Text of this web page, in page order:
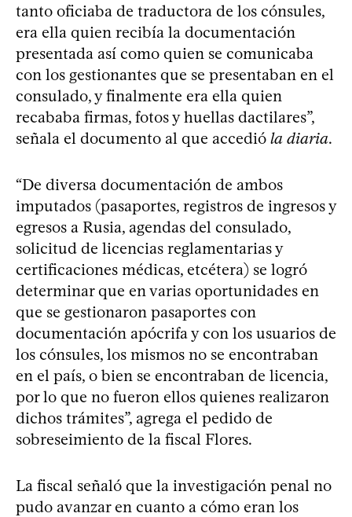
tanto oficiaba de traductora de los cónsules,
era ella quien recibía la documentación
presentada así como quien se comunicaba
con los gestionantes que se presentaban en el
consulado, y finalmente era ella quien
recababa firmas, fotos y huellas dactilares”,
señala el documento al que accedió la diaria.
“De diversa documentación de ambos
imputados (pasaportes, registros de ingresos y
egresos a Rusia, agendas del consulado,
solicitud de licencias reglamentarias y
certificaciones médicas, etcétera) se logró
determinar que en varias oportunidades en
que se gestionaron pasaportes con
documentación apócrifa y con los usuarios de
los cónsules, los mismos no se encontraban
en el país, o bien se encontraban de licencia,
por lo que no fueron ellos quienes realizaron
dichos trámites”, agrega el pedido de
sobreseimiento de la fiscal Flores.
La fiscal señaló que la investigación penal no
pudo avanzar en cuanto a cómo eran los